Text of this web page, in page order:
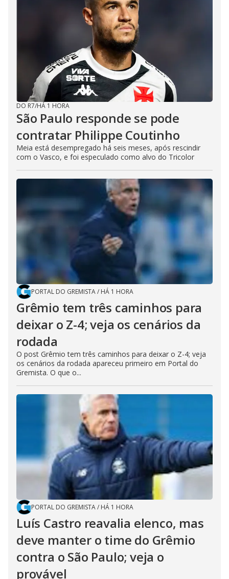
DO R7/HÁ 1 HORA
São Paulo responde se pode
contratar Philippe Coutinho
Meia está desempregado há seis meses, após rescindir
com o Vasco, e foi especulado como alvo do Tricolor
PORTAL DO GREMISTA/ HÁ 1 HORA
Grêmio tem três caminhos para
deixar o Z-4; veja os cenários da
rodada
O post Grêmio tem três caminhos para deixar o Z-4; veja
os cenários da rodada apareceu primeiro em Portal do
Gremista. O que o...
PORTAL DO GREMISTA/ HÁ 1 HORA
Luís Castro reavalia elenco, mas
deve manter o time do Grêmio
contra o São Paulo; veja o
provável